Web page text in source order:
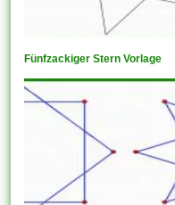
Fünfzackiger Stern Vorlage